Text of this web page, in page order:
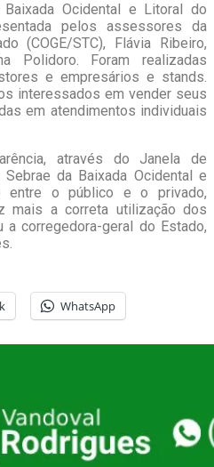
Ocidental e Litoral do
pelos assessores da
(COGE/STC), Flávia Ribeiro,
Polidoro. Foram realizadas
e empresários e stands.
interessados em vender seus
em atendimentos individuais
através do Janela de
da Baixada Ocidental e
entre o público e o privado,
mais a correta utilização dos
a corregedora-geral do Estado,
WhatsApp